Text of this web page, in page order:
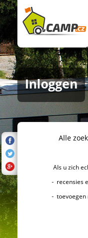
Inloggen
Alle
Als u zich echter
- recensies en
- toevoegen